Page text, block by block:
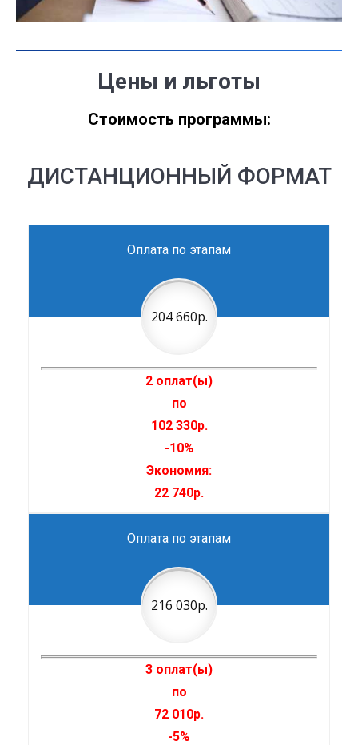
Цены и льготы
Стоимость программы:
ДИСТАНЦИОННЫЙ ФОРМАТ
Оплата по этапам
204 660р.
2 оплат(ы)
по
102 330р.
-10%
Экономия:
22 740р.
Оплата по этапам
216 030р.
3 оплат(ы)
по
72 010р.
-5%